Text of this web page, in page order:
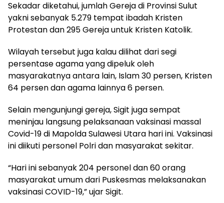
Sekadar diketahui, jumlah Gereja di Provinsi Sulut
yakni sebanyak 5.279 tempat ibadah Kristen
Protestan dan 295 Gereja untuk Kristen Katolik.
Wilayah tersebut juga kalau dilihat dari segi
persentase agama yang dipeluk oleh
masyarakatnya antara lain, Islam 30 persen, Kristen
64 persen dan agama lainnya 6 persen.
Selain mengunjungi gereja, Sigit juga sempat
meninjau langsung pelaksanaan vaksinasi massal
Covid-19 di Mapolda Sulawesi Utara hari ini. Vaksinasi
ini diikuti personel Polri dan masyarakat sekitar.
“Hari ini sebanyak 204 personel dan 60 orang
masyarakat umum dari Puskesmas melaksanakan
vaksinasi COVID-19,” ujar Sigit.